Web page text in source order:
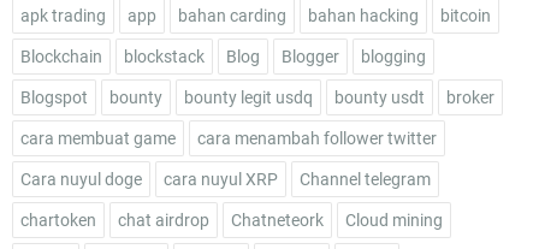
apk trading app bahan carding bahan hacking bitcoin
Blockchain blockstack Blog Blogger blogging
Blogspot bounty bounty legit usdq bounty usdt broker
cara membuat game cara menambah follower twitter
Cara nuyul doge cara nuyul XRP Channel telegram
chartoken chat airdrop Chatneteork Cloud mining